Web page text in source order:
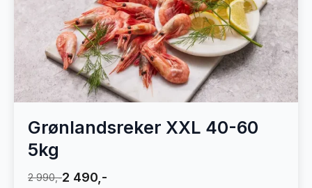
Grønlandsreker XXL 40-60
5kg
2 990,-2 490,-